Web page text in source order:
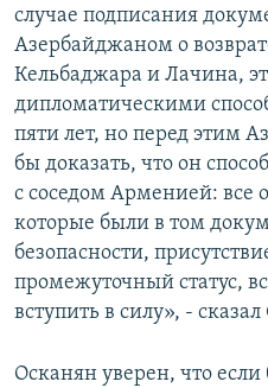
случае подписания
Азербайджаном о
Кельбаджара и Лачина,
дипломатическими
пяти лет, но перед этим
бы доказать, что он
с соседом Арменией: все
которые были в том
безопасности,
промежуточный статус,
вступить в силу», -
Осканян уверен, что